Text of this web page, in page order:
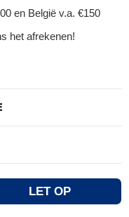
en België v.a. €150
het afrekenen!
LET OP